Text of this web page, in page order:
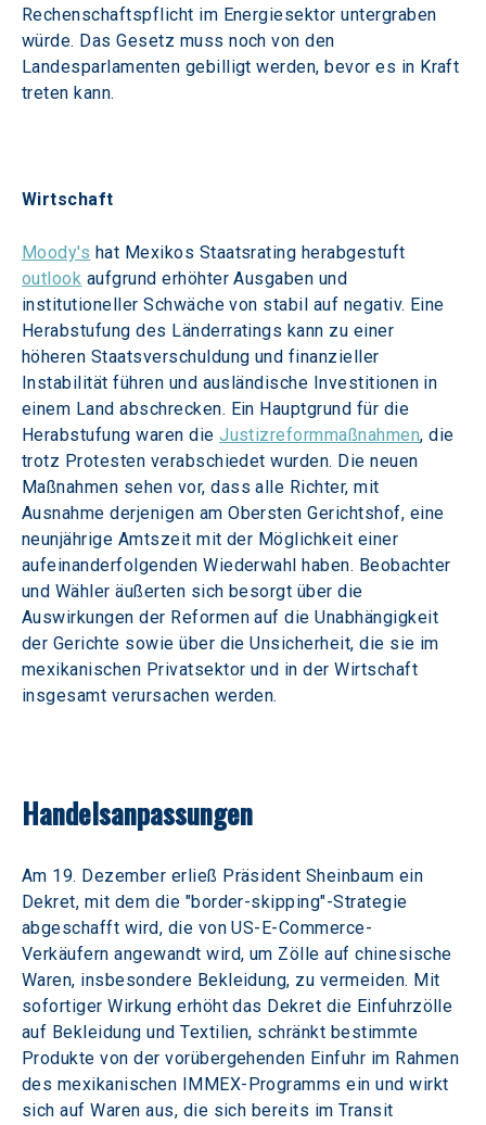
Rechenschaftspflicht im Energiesektor untergraben
würde. Das Gesetz muss noch von den
Landesparlamenten gebilligt werden, bevor es in Kraft
treten kann.
Wirtschaft
Moody's hat Mexikos Staatsrating herabgestuft
outlook aufgrund erhöhter Ausgaben und
institutioneller Schwäche von stabil auf negativ. Eine
Herabstufung des Länderratings kann zu einer
höheren Staatsverschuldung und finanzieller
Instabilität führen und ausländische Investitionen in
einem Land abschrecken. Ein Hauptgrund für die
Herabstufung waren die Justizreformmaßnahmen, die
trotz Protesten verabschiedet wurden. Die neuen
Maßnahmen sehen vor, dass alle Richter, mit
Ausnahme derjenigen am Obersten Gerichtshof, eine
neunjährige Amtszeit mit der Möglichkeit einer
aufeinanderfolgenden Wiederwahl haben. Beobachter
und Wähler äußerten sich besorgt über die
Auswirkungen der Reformen auf die Unabhängigkeit
der Gerichte sowie über die Unsicherheit, die sie im
mexikanischen Privatsektor und in der Wirtschaft
insgesamt verursachen werden.
Handelsanpassungen
Am 19. Dezember erließ Präsident Sheinbaum ein
Dekret, mit dem die "border-skipping"-Strategie
abgeschafft wird, die von US-E-Commerce-
Verkäufern angewandt wird, um Zölle auf chinesische
Waren, insbesondere Bekleidung, zu vermeiden. Mit
sofortiger Wirkung erhöht das Dekret die Einfuhrzölle
auf Bekleidung und Textilien, schränkt bestimmte
Produkte von der vorübergehenden Einfuhr im Rahmen
des mexikanischen IMMEX-Programms ein und wirkt
sich auf Waren aus, die sich bereits im Transit